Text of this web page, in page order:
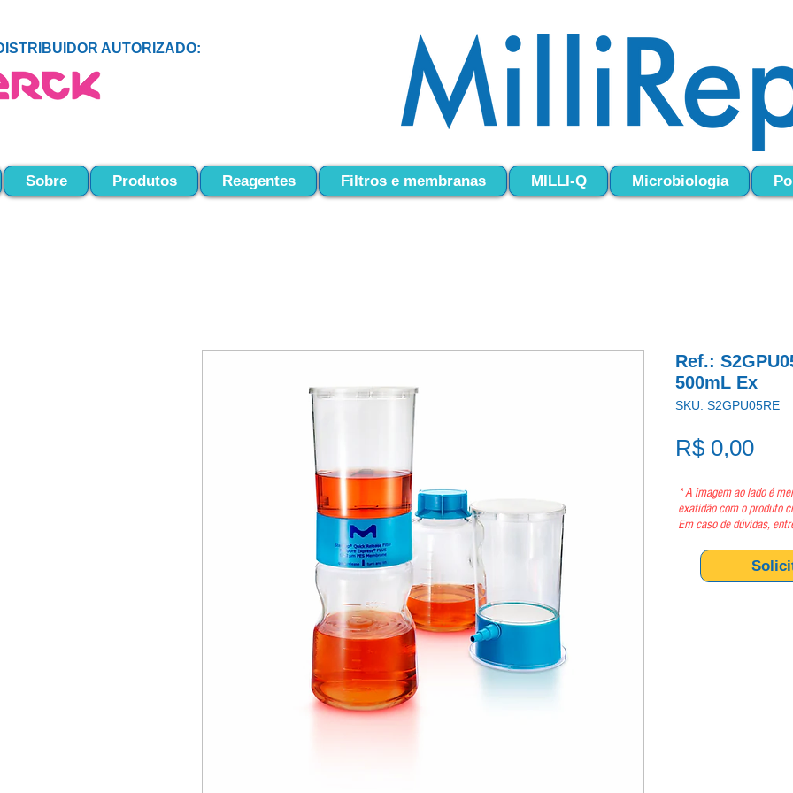
AUTORIZADO:
Sobre Produtos Reagentes Filtros e membranas MILLI-Q Microbiologia
Ref.:
500mL Ex
SKU: S2GPU05RE
R$ 0,00
* A imagem ao lado é
exatidão com o produto
Em caso de dúvidas,